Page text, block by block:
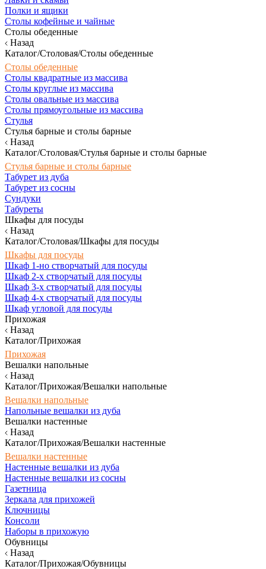
Полки и ящики
Столы кофейные и чайные
Столы обеденные
Назад
Каталог/Столовая/Столы обеденные
Столы обеденные
Столы квадратные из массива
Столы круглые из массива
Столы овальные из массива
Столы прямоугольные из массива
Стулья
Стулья барные и столы барные
Назад
Каталог/Столовая/Стулья барные и столы барные
Стулья барные и столы барные
Табурет из дуба
Табурет из сосны
Сундуки
Табуреты
Шкафы для посуды
Назад
Каталог/Столовая/Шкафы для посуды
Шкафы для посуды
Шкаф 1-но створчатый для посуды
Шкаф 2-х створчатый для посуды
Шкаф 3-х створчатый для посуды
Шкаф 4-х створчатый для посуды
Шкаф угловой для посуды
Прихожая
Назад
Каталог/Прихожая
Прихожая
Вешалки напольные
Назад
Каталог/Прихожая/Вешалки напольные
Вешалки напольные
Напольные вешалки из дуба
Вешалки настенные
Назад
Каталог/Прихожая/Вешалки настенные
Вешалки настенные
Настенные вешалки из дуба
Настенные вешалки из сосны
Газетница
Зеркала для прихожей
Ключницы
Консоли
Наборы в прихожую
Обувницы
Назад
Каталог/Прихожая/Обувницы